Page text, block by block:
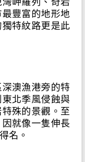
豐富的地形地
特紋路更是此
澳漁港旁的特
北季風侵蝕與
殊的景觀。至
就像一隻伸長
名。